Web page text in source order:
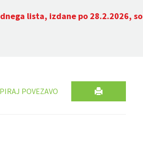
lista, izdane po 28.2.2026, so
POVEZAVO